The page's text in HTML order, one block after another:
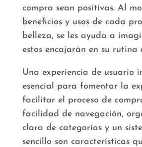
compra sean positivas. Al
beneficios y usos de cada
belleza, se les ayuda a
estos encajarán en su rutina
Una experiencia de usuario
esencial para fomentar la
facilitar el proceso de
facilidad de navegación,
clara de categorías y un
sencillo son características